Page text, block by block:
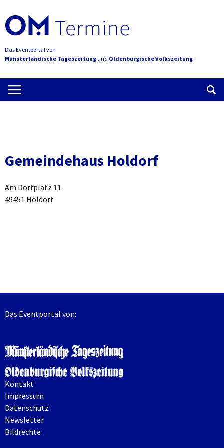
Das Eventportal von
Münsterländische Tageszeitungund Oldenburgische Volkszeitung
Gemeindehaus Holdorf
Am Dorfplatz 11
49451 Holdorf
Das Eventportal von:
Kontakt
Impressum
Datenschutz
Newsletter
Bildrechte